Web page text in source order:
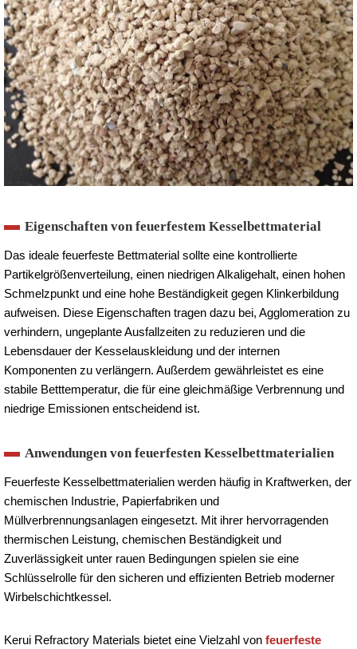
Eigenschaften von feuerfestem Kesselbettmaterial
Das ideale feuerfeste Bettmaterial sollte eine kontrollierte
Partikelgrößenverteilung, einen niedrigen Alkaligehalt, einen hohen
Schmelzpunkt und eine hohe Beständigkeit gegen Klinkerbildung
aufweisen. Diese Eigenschaften tragen dazu bei, Agglomeration zu
verhindern, ungeplante Ausfallzeiten zu reduzieren und die
Lebensdauer der Kesselauskleidung und der internen
Komponenten zu verlängern. Außerdem gewährleistet es eine
stabile Betttemperatur, die für eine gleichmäßige Verbrennung und
niedrige Emissionen entscheidend ist.
Anwendungen von feuerfesten Kesselbettmaterialien
Feuerfeste Kesselbettmaterialien werden häufig in Kraftwerken, der
chemischen Industrie, Papierfabriken und
Müllverbrennungsanlagen eingesetzt. Mit ihrer hervorragenden
thermischen Leistung, chemischen Beständigkeit und
Zuverlässigkeit unter rauen Bedingungen spielen sie eine
Schlüsselrolle für den sicheren und effizienten Betrieb moderner
Wirbelschichtkessel.
Kerui Refractory Materials bietet eine Vielzahl von feuerfeste